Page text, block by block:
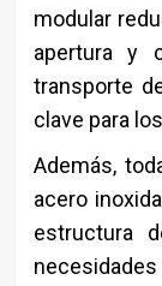
modular
apertura y
transporte
clave para
Además,
acero
estructura